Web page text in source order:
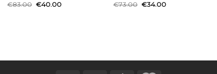
€83.00 €40.00
€73.00 €34.00